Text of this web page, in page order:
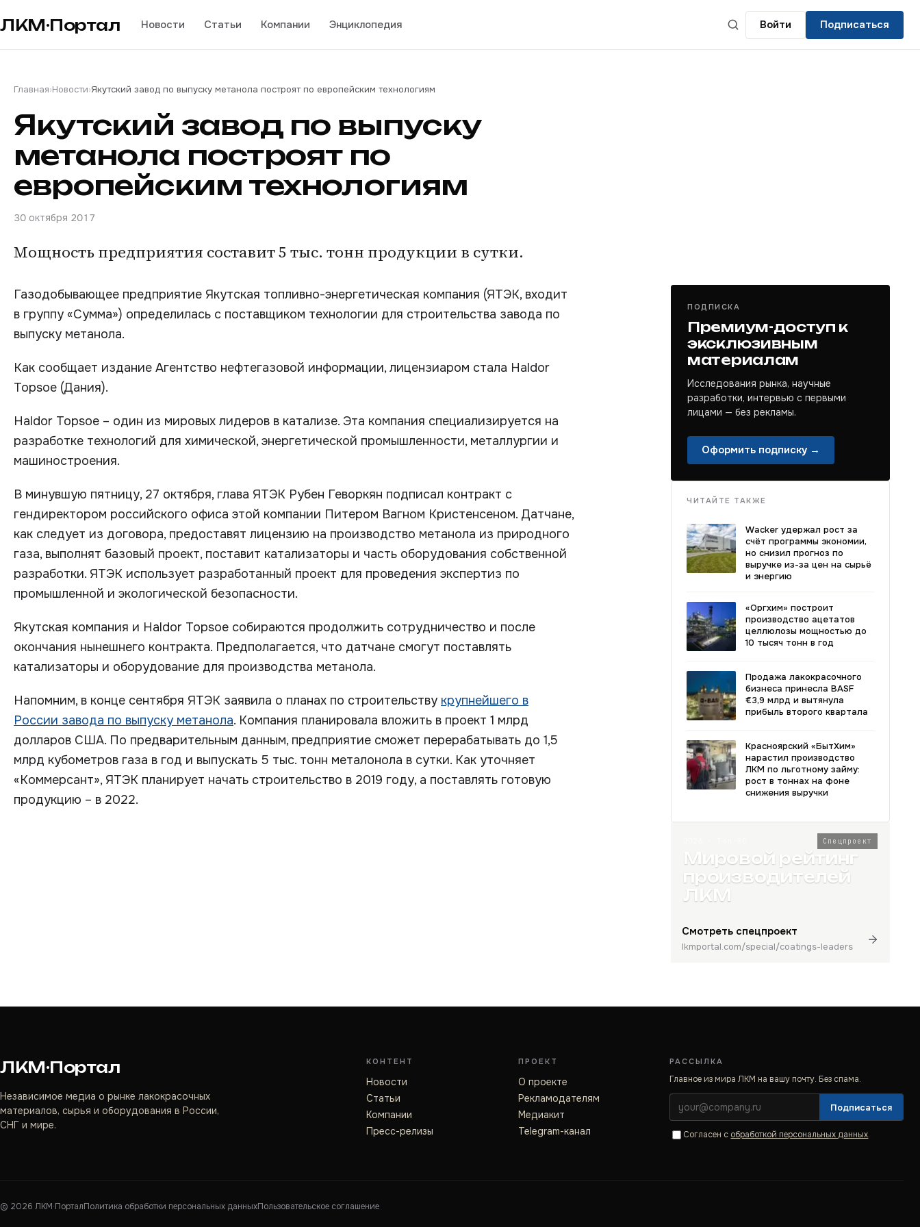
ЛКМ·Портал Новости Статьи Компании Энциклопедия Войти Подписаться
Главная›Новости›Якутский завод по выпуску метанола построят по европейским технологиям
Якутский завод по выпуску
метанола построят по
европейским технологиям
30 октября 2017
Мощность предприятия составит 5 тыс. тонн продукции в сутки.
Газодобывающее предприятие Якутская топливно-энергетическая компания (ЯТЭК, входит
в группу «Сумма») определилась с поставщиком технологии для строительства завода по
выпуску метанола.
Как сообщает издание Агентство нефтегазовой информации, лицензиаром стала Haldor
Topsoe (Дания).
Haldor Topsoe – один из мировых лидеров в катализе. Эта компания специализируется на
разработке технологий для химической, энергетической промышленности, металлургии и
машиностроения.
В минувшую пятницу, 27 октября, глава ЯТЭК Рубен Геворкян подписал контракт с
гендиректором российского офиса этой компании Питером Вагном Кристенсеном. Датчане,
как следует из договора, предоставят лицензию на производство метанола из природного
газа, выполнят базовый проект, поставит катализаторы и часть оборудования собственной
разработки. ЯТЭК использует разработанный проект для проведения экспертиз по
промышленной и экологической безопасности.
Якутская компания и Haldor Topsoe собираются продолжить сотрудничество и после
окончания нынешнего контракта. Предполагается, что датчане смогут поставлять
катализаторы и оборудование для производства метанола.
Напомним, в конце сентября ЯТЭК заявила о планах по строительству крупнейшего в
России завода по выпуску метанола. Компания планировала вложить в проект 1 млрд
долларов США. По предварительным данным, предприятие сможет перерабатывать до 1,5
млрд кубометров газа в год и выпускать 5 тыс. тонн металонола в сутки. Как уточняет
«Коммерсант», ЯТЭК планирует начать строительство в 2019 году, а поставлять готовую
продукцию – в 2022.
ПОДПИСКА
Премиум-доступ к
эксклюзивным
материалам
Исследования рынка, научные
разработки, интервью с первыми
лицами — без рекламы.
Оформить подписку →
ЧИТАЙТЕ ТАКЖЕ
Wacker удержал рост за
счёт программы экономии,
но снизил прогноз по
выручке из-за цен на сырьё
и энергию
«Оргхим» построит
производство ацетатов
целлюлозы мощностью до
10 тысяч тонн в год
Продажа лакокрасочного
бизнеса принесла BASF
€3,9 млрд и вытянула
прибыль второго квартала
Красноярский «БытХим»
нарастил производство
ЛКМ по льготному займу:
рост в тоннах на фоне
снижения выручки
Спецпроект
Мировой рейтинг
производителей
ЛКМ
Смотреть спецпроект
lkmportal.com/special/coatings-leaders
ЛКМ·Портал
Независимое медиа о рынке лакокрасочных
материалов, сырья и оборудования в России,
СНГ и мире.
КОНТЕНТ
Новости
Статьи
Компании
Пресс-релизы
ПРОЕКТ
О проекте
Рекламодателям
Медиакит
Telegram-канал
РАССЫЛКА
Главное из мира ЛКМ на вашу почту. Без спама.
Подписаться
Согласен с обработкой персональных данных.
© 2026 ЛКМ·ПорталПолитика обработки персональных данныхПользовательское соглашение